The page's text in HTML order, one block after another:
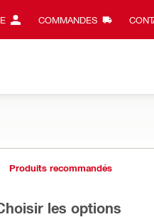
COMMANDES
Produits recommandés
les options